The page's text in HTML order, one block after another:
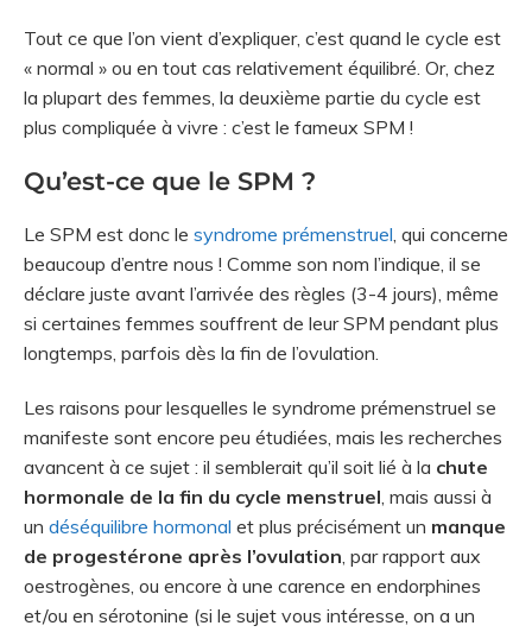
Tout ce que l’on vient d’expliquer, c’est quand le cycle est
« normal » ou en tout cas relativement équilibré. Or, chez
la plupart des femmes, la deuxième partie du cycle est
plus compliquée à vivre : c’est le fameux SPM !
Qu’est-ce que le SPM ?
Le SPM est donc le syndrome prémenstruel, qui concerne
beaucoup d’entre nous ! Comme son nom l’indique, il se
déclare juste avant l’arrivée des règles (3-4 jours), même
si certaines femmes souffrent de leur SPM pendant plus
longtemps, parfois dès la fin de l’ovulation.
Les raisons pour lesquelles le syndrome prémenstruel se
manifeste sont encore peu étudiées, mais les recherches
avancent à ce sujet : il semblerait qu’il soit lié à la chute
hormonale de la fin du cycle menstruel, mais aussi à
un déséquilibre hormonal et plus précisément un manque
de progestérone après l’ovulation, par rapport aux
oestrogènes, ou encore à une carence en endorphines
et/ou en sérotonine (si le sujet vous intéresse, on a un